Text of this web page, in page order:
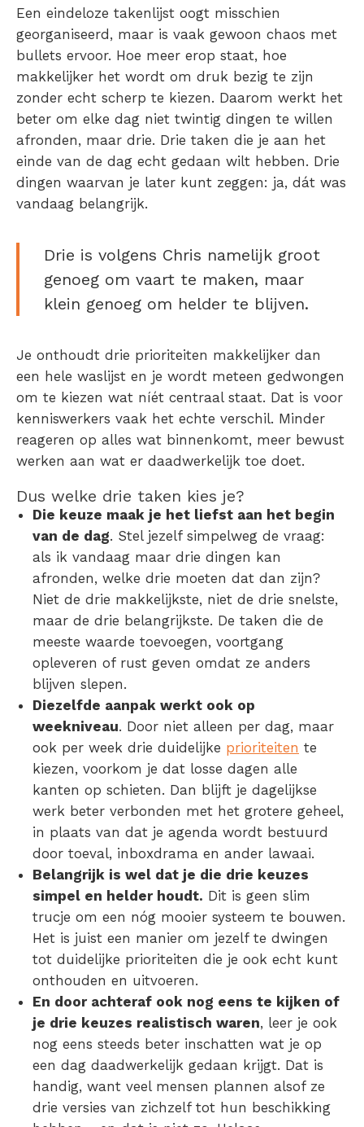
Een eindeloze takenlijst oogt misschien
georganiseerd, maar is vaak gewoon chaos met
bullets ervoor. Hoe meer erop staat, hoe
makkelijker het wordt om druk bezig te zijn
zonder echt scherp te kiezen. Daarom werkt het
beter om elke dag niet twintig dingen te willen
afronden, maar drie. Drie taken die je aan het
einde van de dag echt gedaan wilt hebben. Drie
dingen waarvan je later kunt zeggen: ja, dát was
vandaag belangrijk.
Drie is volgens Chris namelijk groot
genoeg om vaart te maken, maar
klein genoeg om helder te blijven.
Je onthoudt drie prioriteiten makkelijker dan
een hele waslijst en je wordt meteen gedwongen
om te kiezen wat níét centraal staat. Dat is voor
kenniswerkers vaak het echte verschil. Minder
reageren op alles wat binnenkomt, meer bewust
werken aan wat er daadwerkelijk toe doet.
Dus welke drie taken kies je?
Die keuze maak je het liefst aan het begin
van de dag. Stel jezelf simpelweg de vraag:
als ik vandaag maar drie dingen kan
afronden, welke drie moeten dat dan zijn?
Niet de drie makkelijkste, niet de drie snelste,
maar de drie belangrijkste. De taken die de
meeste waarde toevoegen, voortgang
opleveren of rust geven omdat ze anders
blijven slepen.
Diezelfde aanpak werkt ook op
weekniveau. Door niet alleen per dag, maar
ook per week drie duidelijke prioriteiten te
kiezen, voorkom je dat losse dagen alle
kanten op schieten. Dan blijft je dagelijkse
werk beter verbonden met het grotere geheel,
in plaats van dat je agenda wordt bestuurd
door toeval, inboxdrama en ander lawaai.
Belangrijk is wel dat je die drie keuzes
simpel en helder houdt. Dit is geen slim
trucje om een nóg mooier systeem te bouwen.
Het is juist een manier om jezelf te dwingen
tot duidelijke prioriteiten die je ook echt kunt
onthouden en uitvoeren.
En door achteraf ook nog eens te kijken of
je drie keuzes realistisch waren, leer je ook
nog eens steeds beter inschatten wat je op
een dag daadwerkelijk gedaan krijgt. Dat is
handig, want veel mensen plannen alsof ze
drie versies van zichzelf tot hun beschikking